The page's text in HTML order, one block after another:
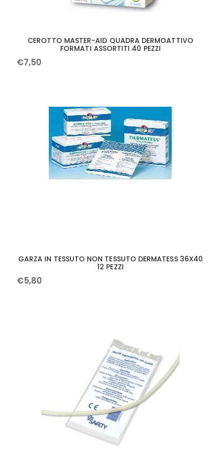
CEROTTO MASTER-AID QUADRA DERMOATTIVO
FORMATI ASSORTITI 40 PEZZI
€7,50
GARZA IN TESSUTO NON TESSUTO DERMATESS 36X40
12 PEZZI
€5,80